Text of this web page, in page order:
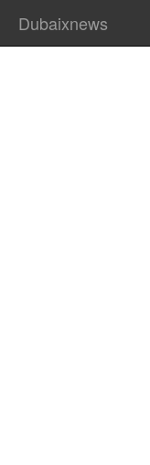
Dubaixnews